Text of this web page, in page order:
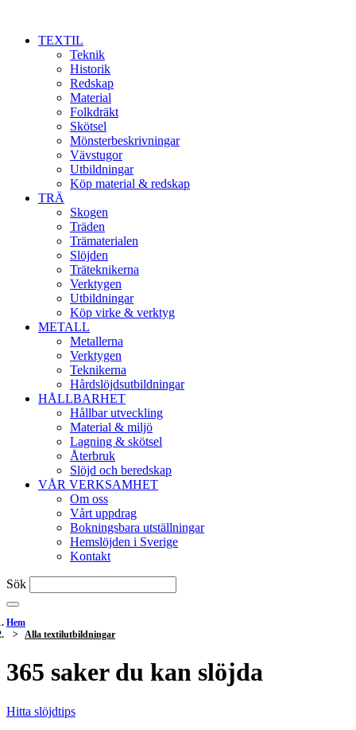
TEXTIL
Teknik
Historik
Redskap
Material
Folkdräkt
Skötsel
Mönsterbeskrivningar
Vävstugor
Utbildningar
Köp material & redskap
TRÄ
Skogen
Träden
Trämaterialen
Slöjden
Träteknikerna
Verktygen
Utbildningar
Köp virke & verktyg
METALL
Metallerna
Verktygen
Teknikerna
Hårdslöjdsutbildningar
HÅLLBARHET
Hållbar utveckling
Material & miljö
Lagning & skötsel
Återbruk
Slöjd och beredskap
VÅR VERKSAMHET
Om oss
Vårt uppdrag
Bokningsbara utställningar
Hemslöjden i Sverige
Kontakt
Sök
Hem
Alla textilutbildningar
365 saker du kan slöjda
Hitta slöjdtips